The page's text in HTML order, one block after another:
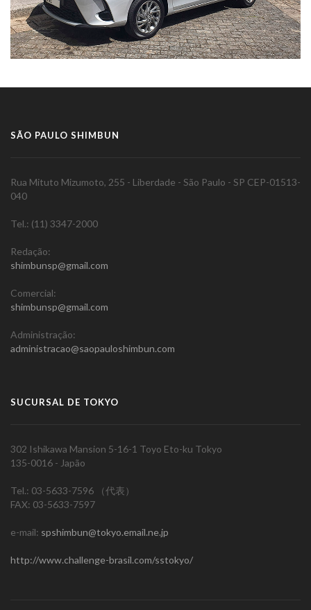
SÃO PAULO SHIMBUN
Rua Mituto Mizumoto, 255 - Liberdade - São Paulo - SP CEP-01513-
040
Tel.: (11) 3347-2000
Redação:
shimbunsp@gmail.com
Comercial:
shimbunsp@gmail.com
Administração:
administracao@saopauloshimbun.com
SUCURSAL DE TOKYO
302 Ishikawa Mansion 5-16-1 Toyo Eto-ku Tokyo
135-0016 - Japão
Tel.: 03-5633-7596 （代表）
FAX: 03-5633-7597
e-mail: spshimbun@tokyo.email.ne.jp
http://www.challenge-brasil.com/sstokyo/